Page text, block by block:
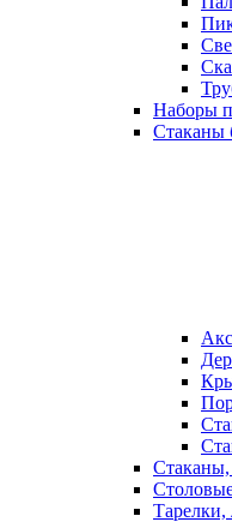
Наборы
Стаканы
Тарелки,